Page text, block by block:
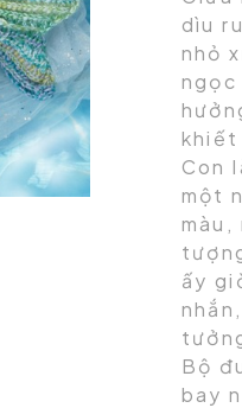
dìu
nhỏ
ngọc
khiết
Con
một
ấy
Bộ
bay